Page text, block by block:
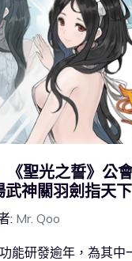
《聖光之誓》公
武神關羽劍指天下
: Mr. Qoo
能研發逾年，為其中